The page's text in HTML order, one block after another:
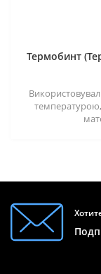
Термобинт
температурою,